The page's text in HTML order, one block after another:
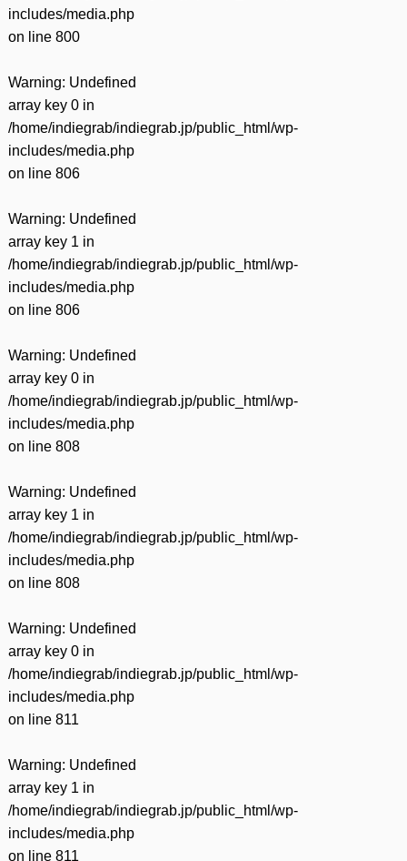
includes/media.php
on line 800
Warning: Undefined
array key 0 in
/home/indiegrab/indiegrab.jp/public_html/wp-
includes/media.php
on line 806
Warning: Undefined
array key 1 in
/home/indiegrab/indiegrab.jp/public_html/wp-
includes/media.php
on line 806
Warning: Undefined
array key 0 in
/home/indiegrab/indiegrab.jp/public_html/wp-
includes/media.php
on line 808
Warning: Undefined
array key 1 in
/home/indiegrab/indiegrab.jp/public_html/wp-
includes/media.php
on line 808
Warning: Undefined
array key 0 in
/home/indiegrab/indiegrab.jp/public_html/wp-
includes/media.php
on line 811
Warning: Undefined
array key 1 in
/home/indiegrab/indiegrab.jp/public_html/wp-
includes/media.php
on line 811